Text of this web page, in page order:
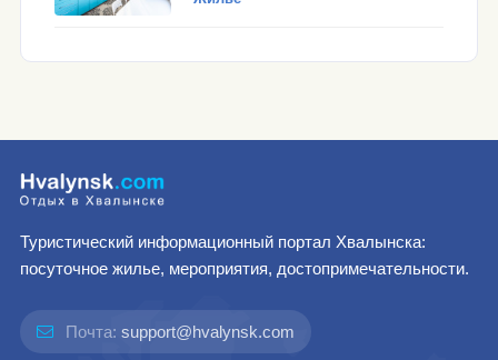
Туристический информационный портал Хвалынска:
посуточное жилье, мероприятия, достопримечательности.
Почта: support@hvalynsk.com